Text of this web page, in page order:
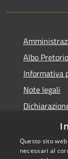
Albo Pretorio
Informativa
Note legali
Questo sito
necessari al